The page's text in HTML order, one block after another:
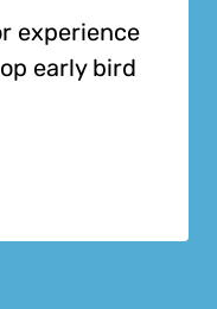
experience
early bird